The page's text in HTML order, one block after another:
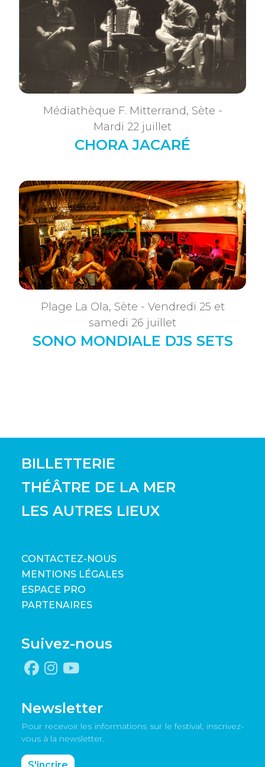
Médiathèque F. Mitterrand, Sète -
Mardi 22 juillet
CHORA JACARÉ
Plage La Ola, Sète - Vendredi 25 et
samedi 26 juillet
SONO MONDIALE DJS SETS
BILLETTERIE
THÉÂTRE DE LA MER
LES AUTRES LIEUX
CONTACTEZ-NOUS
MENTIONS LÉGALES
ESPACE PRO
PARTENAIRES
Suivez-nous
Newsletter
Pour recevoir les informations sur le festival, inscrivez-
vous à la newsletter.